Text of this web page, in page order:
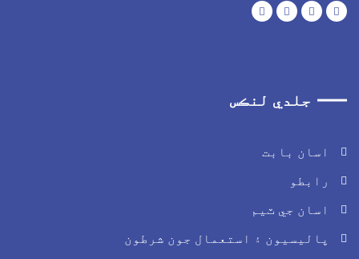
جلدي لنڪس
اسان بابت
رابطو
اسان جي ٽيم
پاليسيون ۽ استعمال جون شرطون